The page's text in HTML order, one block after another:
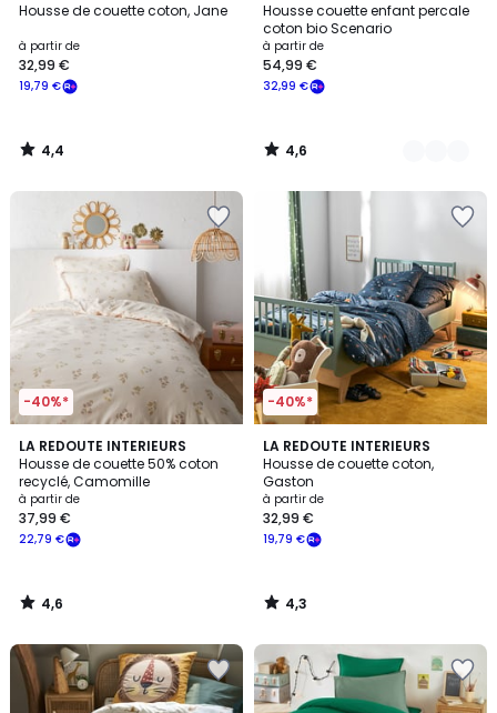
Housse de couette coton, Jane
à partir de
19,79 €
32,99 €
/ 5
4,4
/
Housse couette enfant percale
coton bio Scenario
à partir de
32,99 €
54,99 €
/ 5
Couleurs
4,6
/
-40%*
LA REDOUTE INTERIEURS
Housse de couette 50% coton
recyclé, Camomille
à partir de
22,79 €
37,99 €
4,6
/ 5
4,6
/
-40%*
LA REDOUTE INTERIEURS
Housse de couette coton,
Gaston
à partir de
19,79 €
32,99 €
4,3
/ 5
4,3
/